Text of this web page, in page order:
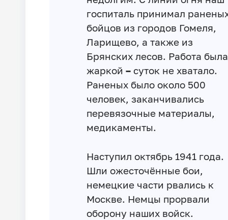
госпиталь принимал
бойцов из городов Гомеля,
Ларищево, а также из
Брянских лесов. Работа была
жаркой –суток не хватало.
Раненых было около 500
человек, заканчивались
перевязочные материалы,
медикаменты.
Наступил октябрь 1941 года.
Шли ожесточённые бои,
немецкие части рвались к
Москве. Немцы прорвали
оборону наших войск.